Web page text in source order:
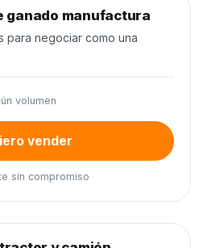
ganado manufactura
para negociar como una
volumen
vender
sin compromiso